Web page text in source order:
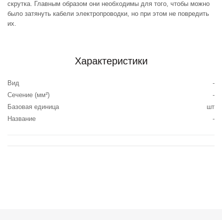
скрутка. Главным образом они необходимы для того, чтобы можно
было затянуть кабели электропроводки, но при этом не повредить
их.
Характеристики
Вид
-
Сечение (мм²)
-
Базовая единица
шт
Название
-